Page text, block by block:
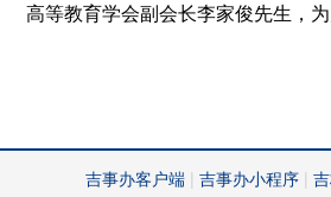
高等教育学会副会长李家俊先生，为